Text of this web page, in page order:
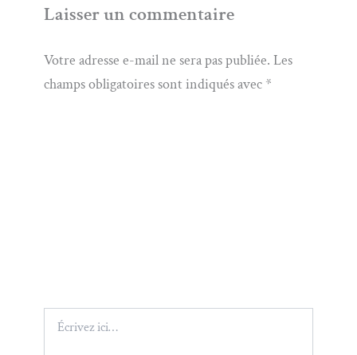
Laisser un commentaire
Votre adresse e-mail ne sera pas publiée. Les
champs obligatoires sont indiqués avec *
ici…